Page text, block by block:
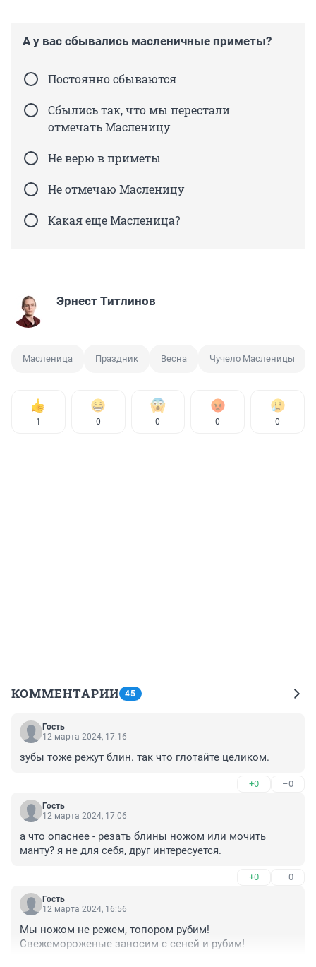
А у вас сбывались масленичные приметы?
Постоянно сбываются
Сбылись так, что мы перестали
отмечать Масленицу
Не верю в приметы
Не отмечаю Масленицу
Какая еще Масленица?
Эрнест Титлинов
Масленица Праздник Весна Чучело Масленицы
1 0 0 0 0
КОММЕНТАРИИ 45
Гость
12 марта 2024, 17:16
зубы тоже режут блин. так что глотайте целиком.
+0 –0
Гость
12 марта 2024, 17:06
а что опаснее - резать блины ножом или мочить
манту? я не для себя, друг интересуется.
+0 –0
Гость
12 марта 2024, 16:56
Мы ножом не режем, топором рубим!
Свежемороженые заносим с сеней и рубим!